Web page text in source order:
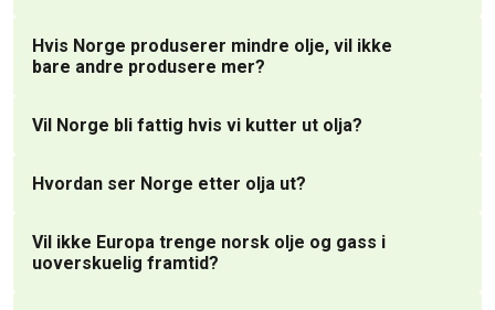
Hvis Norge produserer mindre olje, vil ikke
bare andre produsere mer?
Vil Norge bli fattig hvis vi kutter ut olja?
Hvordan ser Norge etter olja ut?
Vil ikke Europa trenge norsk olje og gass i
uoverskuelig framtid?